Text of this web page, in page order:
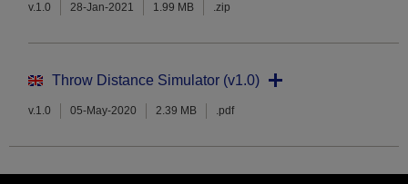
v.1.0 28-Jan-2021 1.99 MB .zip
Throw Distance Simulator (v1.0)
v.1.0 05-May-2020 2.39 MB .pdf